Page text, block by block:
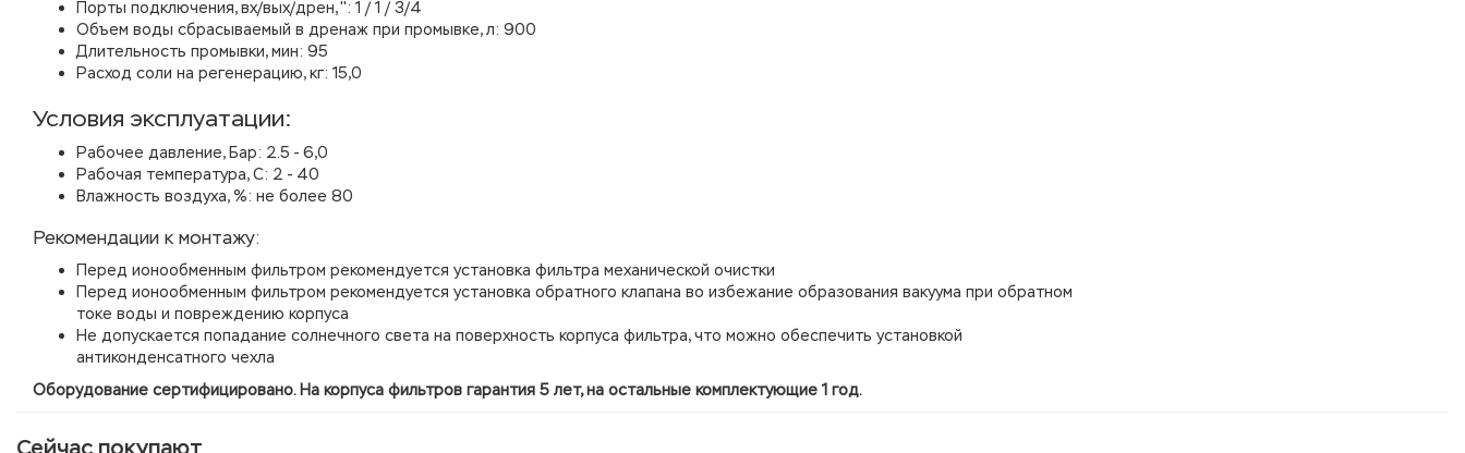
Порты подключения, вх/вых/дрен, '': 1 / 1 / 3/4
Объем воды сбрасываемый в дренаж при промывке, л: 900
Длительность промывки, мин: 95
Расход соли на регенерацию, кг: 15,0
Условия эксплуатации:
Рабочее давление, Бар: 2.5 - 6,0
Рабочая температура, С: 2 - 40
Влажность воздуха, %: не более 80
Рекомендации к монтажу:
Перед ионообменным фильтром рекомендуется установка фильтра механической очистки
Перед ионообменным фильтром рекомендуется установка обратного клапана во избежание образования вакуума при обратном
токе воды и повреждению корпуса
Не допускается попадание солнечного света на поверхность корпуса фильтра, что можно обеспечить установкой
антиконденсатного чехла
Оборудование сертифицировано. На корпуса фильтров гарантия 5 лет, на остальные комплектующие 1 год.